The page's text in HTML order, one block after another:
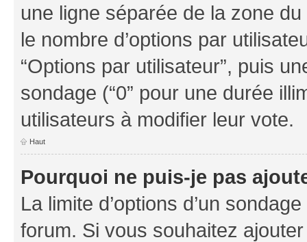
une ligne séparée de la zone
le nombre d’options par
“Options par utilisateur”, puis
sondage (“0” pour une durée
utilisateurs à modifier leur vote.
Haut
Pourquoi ne puis-je pas
La limite d’options d’un
forum. Si vous souhaitez